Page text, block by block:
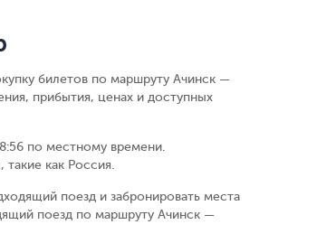
билетов по маршруту Ачинск —
прибытия, ценах и доступных
по местному времени.
как Россия.
поезд и забронировать места
поезд по маршруту Ачинск —